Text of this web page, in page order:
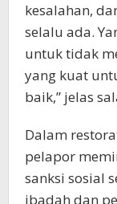
kesalahan,
selalu ada.
untuk tidak
yang kuat
baik,” jelas
Dalam
pelapor
sanksi sosial
ibadah dan